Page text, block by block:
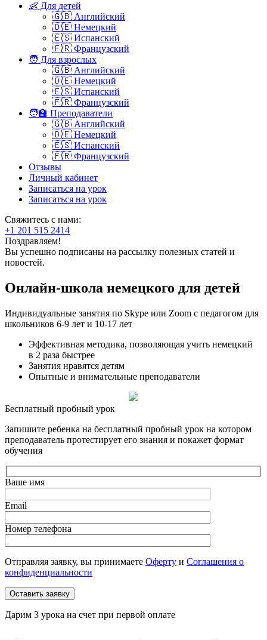
👶 Для детей
🇬🇧 Английский
🇩🇪 Немецкий
🇪🇸 Испанский
🇫🇷 Французский
🧑 Для взрослых
🇬🇧 Английский
🇩🇪 Немецкий
🇪🇸 Испанский
🇫🇷 Французский
🧑‍🏫 Преподаватели
🇬🇧 Английский
🇩🇪 Немецкий
🇪🇸 Испанский
🇫🇷 Французский
Отзывы
Личный кабинет
Записаться на урок
Записаться на урок
Свяжитесь с нами:
+1 201 515 2414
Поздравляем!
Вы успешно подписаны на рассылку полезных статей и
новостей.
Онлайн-школа немецкого для детей
Индивидуальные занятия по Skype или Zoom с педагогом для
школьников 6-9 лет и 10-17 лет
Эффективная методика, позволяющая учить немецкий
в 2 раза быстрее
Занятия нравятся детям
Опытные и внимательные преподаватели
Бесплатный пробный урок
Запишите ребенка на бесплатный пробный урок на котором
преподаватель протестирует его знания и покажет формат
обучения
Ваше имя
Email
Номер телефона
Отправляя заявку, вы принимаете Оферту и Соглашения о
конфиденциальности
Дарим 3 урока на счет при первой оплате